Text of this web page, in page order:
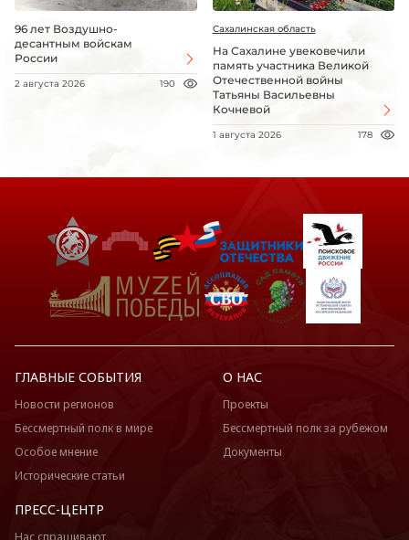
96 лет Воздушно-
десантным войскам
России
2 августа 2026 190
Сахалинская область
На Сахалине увековечили
память участника Великой
Отечественной войны
Татьяны Васильевны
Кочневой
1 августа 2026 178
ГЛАВНЫЕ СОБЫТИЯ
Новости регионов
Бессмертный полк в мире
Особое мнение
Исторические статьи
О НАС
Проекты
Бессмертный полк за рубежом
Документы
ПРЕСС-ЦЕНТР
Нас спрашивают